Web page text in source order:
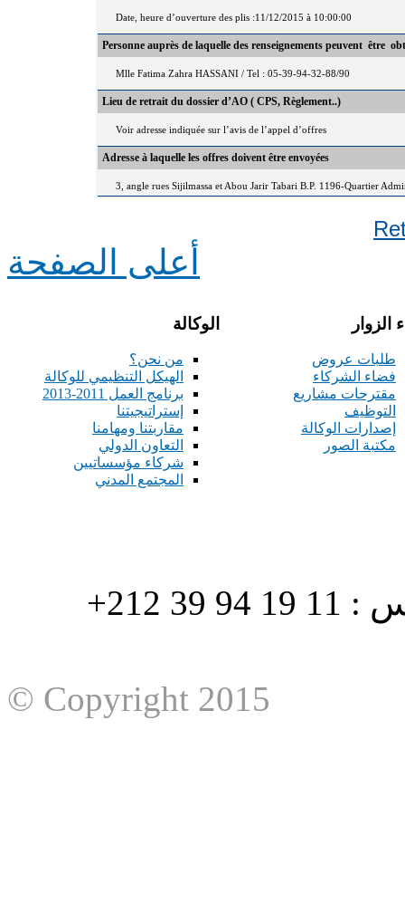
Date, heure d’ouverture des plis :11/12/2015 à 10:00:00
Personne auprès de laquelle des renseignements peuvent être
Mlle Fatima Zahra HASSANI / Tel : 05-39-94-32-88/90
Lieu de retrait du dossier d’AO ( CPS, Règlement..)
Voir adresse indiquée sur l’avis de l’appel d’offres
Adresse à laquelle les offres doivent être envoyées
3, angle rues Sijilmassa et Abou Jarir Tabari B.P. 1196-Quartier
أعلى الصفحة
الوكالة
من نحن؟
الهيكل التنظيمي للوكالة
برنامج العمل 2011-2013
إستراتيجيتنا
مقاربتنا ومهامنا
التعاون الدولي
شركاء مؤسساتيين
المجتمع المدني
الزوار
طلبات عروض
فضاء الشركاء
مقترحات مشاريع
التوظيف
إصدارات الوكالة
مكتبة الصور
هاتف : 90/88 32 94 39 212+ فاكس : 11 19 94 39 212+
© Copyright 2015